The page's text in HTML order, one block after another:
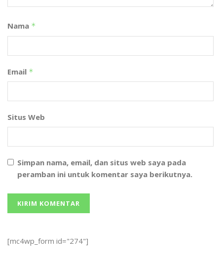
Nama *
Email *
Situs Web
Simpan nama, email, dan situs web saya pada
peramban ini untuk komentar saya berikutnya.
[mc4wp_form id="274"]